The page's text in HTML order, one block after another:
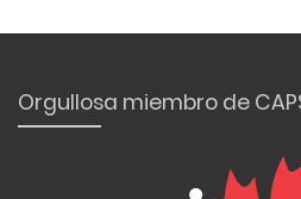
Orgullosa miembro de